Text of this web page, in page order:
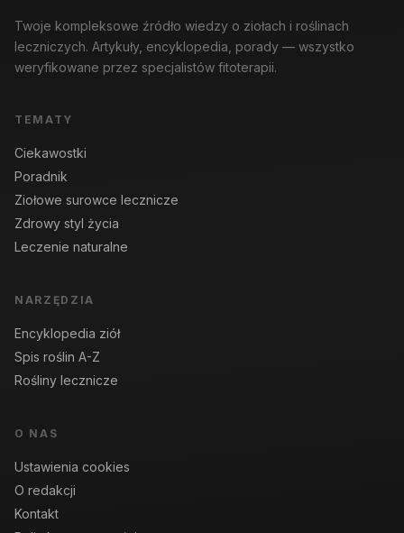
Twoje kompleksowe źródło wiedzy o ziołach i roślinach
leczniczych. Artykuły, encyklopedia, porady — wszystko
weryfikowane przez specjalistów fitoterapii.
TEMATY
Ciekawostki
Poradnik
Ziołowe surowce lecznicze
Zdrowy styl życia
Leczenie naturalne
NARZĘDZIA
Encyklopedia ziół
Spis roślin A-Z
Rośliny lecznicze
O NAS
Ustawienia cookies
O redakcji
Kontakt